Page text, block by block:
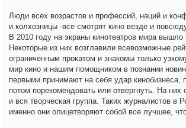
Люди всех возрастов и профессий, наций и
и колхозницы -все смотрят кино везде и
В 2010 году на экраны кинотеатров мира
Некоторые из них возглавили всевозможные
ограниченным прокатом и знакомы только
мир кино и нашим помощником в познании
первыми принимают на себя удар кинобизнеса,
потом порекомендовать или отвергнуть. На
и вся творческая группа. Таких журналистов в
именно они олицетворяют собой все лучшее,